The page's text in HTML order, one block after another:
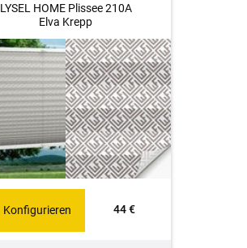
LYSEL HOME Plissee 210A
Elva Krepp
44 €
Konfigurieren